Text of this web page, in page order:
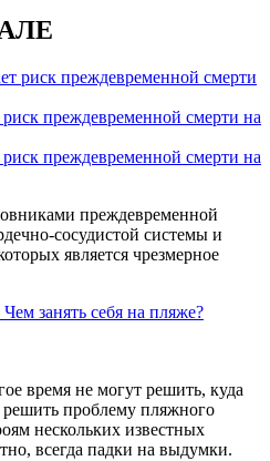
преждевременной смерти на
преждевременной смерти на
преждевременной
сосудистой системы и
является чрезмерное
Чем занять себя на пляже?
время не могут решить, куда
решить проблему пляжного
нескольких известных
всегда падки на выдумки.